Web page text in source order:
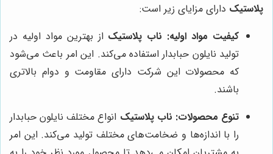
پلاستیک دارای مزایای زیر است:
کیفیت مواد اولیه: ناب پلاستیک از بهترین مواد اولیه در
تولید نایلون حبابدار استفاده می‌کند. این امر باعث می‌شود
که محصولات این شرکت دارای مقاومت و دوام بالاتری
باشند.
تنوع محصولات: ناب پلاستیک انواع مختلف نایلون حبابدار
را با اندازه‌ها و ضخامت‌های مختلف تولید می‌کند. این امر